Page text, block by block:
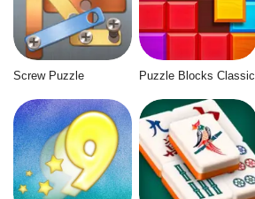
Screw Puzzle Puzzle Blocks Classic